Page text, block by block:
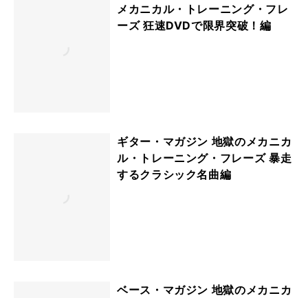
メカニカル・トレーニング・フレ
ーズ 狂速DVDで限界突破！編
ギター・マガジン 地獄のメカニカ
ル・トレーニング・フレーズ 暴走
するクラシック名曲編
ベース・マガジン 地獄のメカニカ